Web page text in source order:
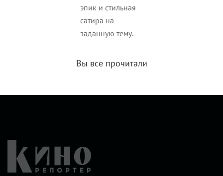
эпик и стильная
сатира на
заданную тему.
Вы все прочитали